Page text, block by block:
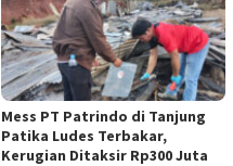
Mess PT Patrindo di Tanjung
Patika Ludes Terbakar,
Kerugian Ditaksir Rp300 Juta